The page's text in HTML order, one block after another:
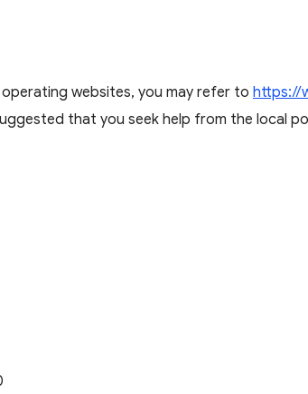
websites, you may refer to https://
that you seek help from the local